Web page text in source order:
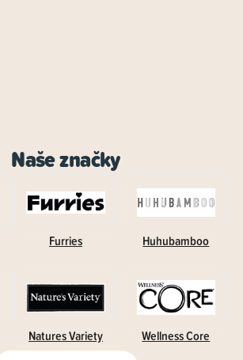
Naše značky
Furries Huhubamboo
Natures Variety Wellness Core